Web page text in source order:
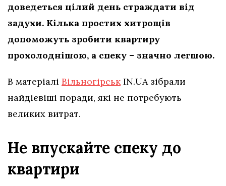
доведеться цілий день страждати від
задухи. Кілька простих хитрощів
допоможуть зробити квартиру
прохолоднішою, а спеку – значно легшою.
В матеріалі ВільногірськIN.UA зібрали
найдієвіші поради, які не потребують
великих витрат.
Не впускайте спеку до
квартири